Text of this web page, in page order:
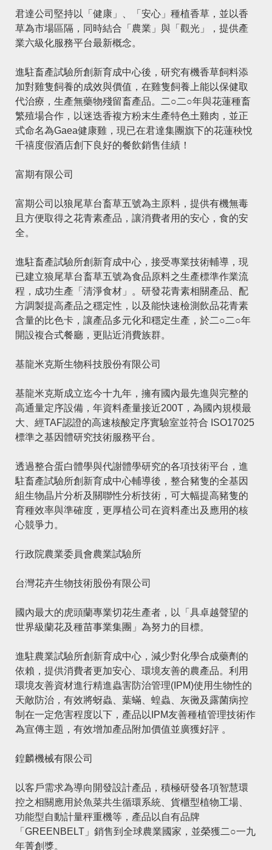
君達公司堅持以「健康」、「安心」種植香草，並以香
草為市場區隔，同時結合「農業」與「觀光」，提供產
業六級化服務平台最新概念。
進駐畜產試驗所創新育成中心後，研究有機香草飼料添
加對雞隻飼養的成效與價值，在雞隻飼養上能以保健取
代治療，生產無藥物殘留畜產品。二○二○年與花蓮種畜
繁殖場合作，以迷迭香複方粉末生產特色土雞肉，並正
式命名為Gaea健康雞，現已在君達集團旗下的花蓮秧悅
千禧度假酒店創下良好的餐飲銷售佳績！
富期有限公司
富期公司以狼尾草台畜草五號為主原料，提供有機無毒
且方便取得之花青素產品，讓消費者用的安心，食的安
全。
進駐畜產試驗所創新育成中心，接受專業技術輔導，現
已建立狼尾草台畜草五號為食品原料之生產標準作業流
程，成功生產「清淨食材」。研發花青素相關產品、配
方調製提高產品之穩定性，以及能快速檢測飲品花青素
含量的比色卡，讓產品多元化和穩定生產，於二○二○年
開設複合式餐廳，更貼近消費族群。
基龍米克斯生物科技股份有限公司
基龍米克斯成立迄今十九年，擁有國內最先進與完整的
高通量定序設備，年資料產量接近200T，為國內規模最
大、經TAF認證的高速核酸定序實驗室並符合 ISO17025
標準之基因體研究技術服務平台。
透過整合蛋白體學與代謝體學研究的各項技術平台，進
駐畜產試驗所創新育成中心輔導後，整合豬隻的全基因
組生物晶片分析及關聯性分析技術，可大幅提高豬隻的
育種效率與準確度，更厚植公司在資料產出及應用的核
心競爭力。
行政院農業委員會農業試驗所
台灣花卉生物技術股份有限公司
國內最大的虎頭蘭專業切花生產者，以「具卓越聲望的
世界級蘭花及種苗事業集團」為努力的目標。
進駐農業試驗所創新育成中心，減少對化學合成藥劑的
依賴，提供消費者更加安心、環境友善的農產品。利用
環境友善資材進行精進蟲害防治管理(IPM)使用生物性的
天敵防治，有效將蚜蟲、葉蟎、蝗蟲、灰黴及露菌病控
制在一定危害程度以下，產品以IPM友善種植管理技術作
為宣傳主題，有效增加產品附加價值並廣獲好評 。
鍠麟機械有限公司
以客戶需求為導向開發設計產品，積極研發各項智慧環
控之相關應用於魚菜共生循環系統、貨櫃型植物工場、
功能型自動計量秤重機等，產品以自有品牌
「GREENBELT」銷售到全球農業國家，並榮獲二○一九
年菁創獎。